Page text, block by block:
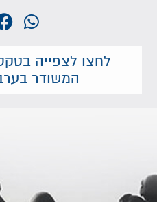
לחצו לצפייה
המשודר בערב